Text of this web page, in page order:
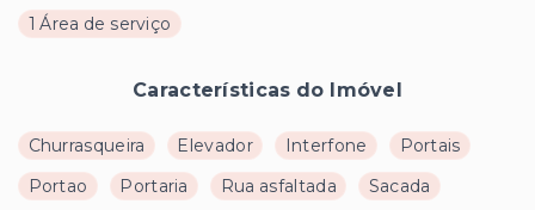
1 Área de serviço
Características do Imóvel
Churrasqueira Elevador Interfone
Portais
Portao
Portaria Rua asfaltada Sacada